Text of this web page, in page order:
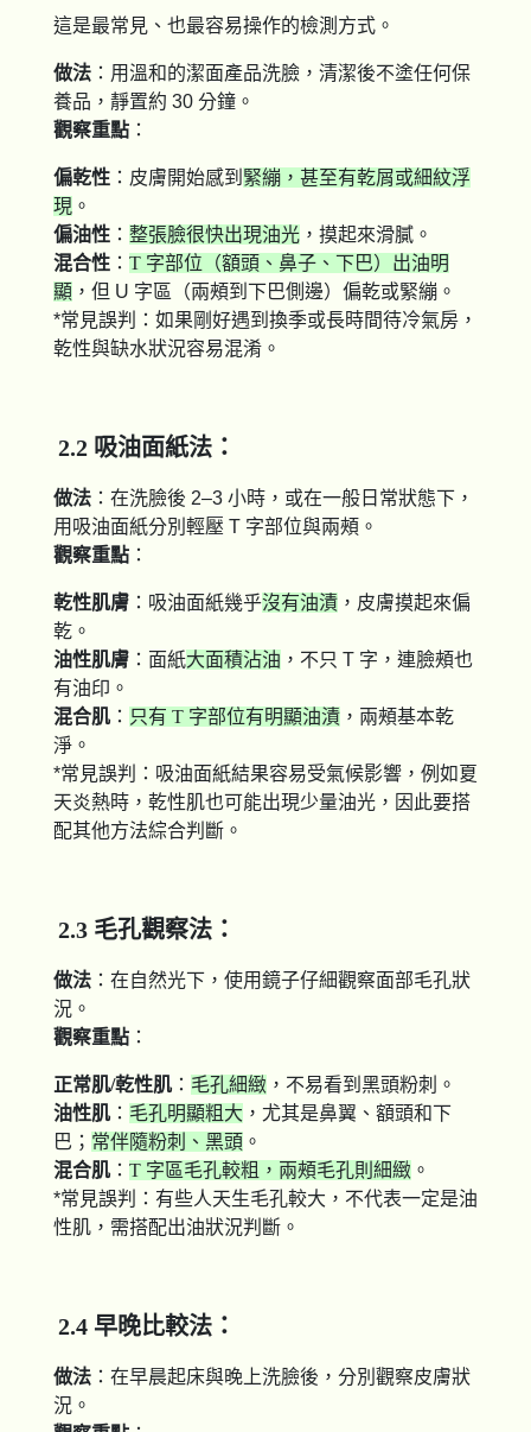
這是最常見、也最容易操作的檢測方式。
做法 ：用溫和的潔面產品洗臉，清潔後不塗任何保
養品，靜置約 30 分鐘。
觀察重點 ：
偏乾性 ：皮膚開始感到 緊繃，甚至有乾屑或細紋浮
現 。
偏油性 ： 整張臉很快出現油光 ，摸起來滑膩。
混合性 ： T 字部位（額頭、鼻子、下巴）出油明
顯 ，但 U 字區（兩頰到下巴側邊）偏乾或緊繃。
*常見誤判：如果剛好遇到換季或長時間待冷氣房，
乾性與缺水狀況容易混淆。
​​​​​​​​​​​​​​2.2 吸油面紙法：
做法 ：在洗臉後 2–3 小時，或在一般日常狀態下，
用吸油面紙分別輕壓 T 字部位與兩頰。
觀察重點 ：
乾性肌膚 ：吸油面紙幾乎沒有油漬 ，皮膚摸起來偏
乾。
油性肌膚 ：面紙大面積沾油 ，不只 T 字，連臉頰也
有油印。
混合肌 ： 只有 T 字部位有明顯油漬 ，兩頰基本乾
淨。
*常見誤判：吸油面紙結果容易受氣候影響，例如夏
天炎熱時，乾性肌也可能出現少量油光，因此要搭
配其他方法綜合判斷。
​​​​​​​​​​​​​​2.3 毛孔觀察法：
做法 ：在自然光下，使用鏡子仔細觀察面部毛孔狀
況。
觀察重點 ：
正常肌/乾性肌 ： 毛孔細緻 ，不易看到黑頭粉刺。
油性肌 ： 毛孔明顯粗大 ，尤其是鼻翼、額頭和下
巴； 常伴隨粉刺、黑頭 。
混合肌 ： T 字區毛孔較粗，兩頰毛孔則細緻 。
*常見誤判：有些人天生毛孔較大，不代表一定是油
性肌，需搭配出油狀況判斷。
​​​​​​​​​​​​​​2.4 早晚比較法：
做法 ：在早晨起床與晚上洗臉後，分別觀察皮膚狀
況。